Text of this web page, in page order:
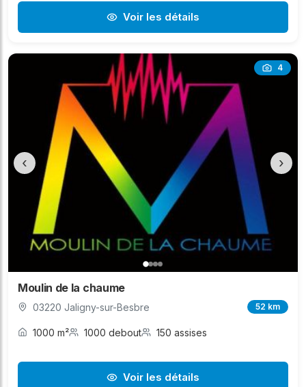
Voir les détails
4
‹ ›
Moulin de la chaume
03220 Jaligny-sur-Besbre 52 km
1000 m² 1000 debout 150 assises
Voir les détails